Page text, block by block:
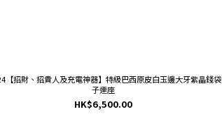
【招財、招貴人及充電神器】特級巴西原皮白玉邊大牙紫晶錢袋
子連座
HK$6,500.00